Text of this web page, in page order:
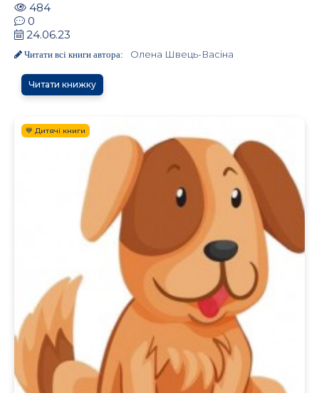
484
0
24.06.23
Читати всі книги автора: Олена Швець-Васіна
Читати книжку
💙 Дитячі книги